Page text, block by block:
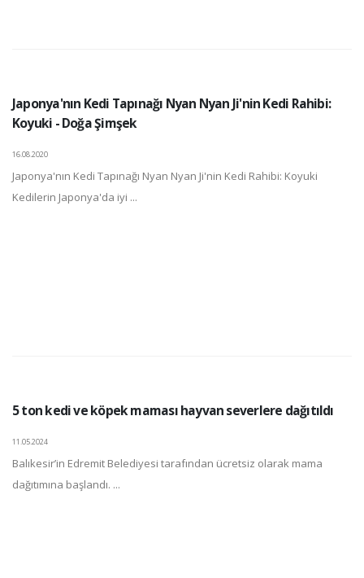
Japonya'nın Kedi Tapınağı Nyan Nyan Ji'nin Kedi Rahibi:
Koyuki - Doğa Şimşek
16.08.2020
Japonya'nın Kedi Tapınağı Nyan Nyan Ji'nin Kedi Rahibi: Koyuki
Kedilerin Japonya'da iyi ...
5 ton kedi ve köpek maması hayvan severlere dağıtıldı
11.05.2024
Balıkesir’in Edremit Belediyesi tarafından ücretsiz olarak mama
dağıtımına başlandı. ...